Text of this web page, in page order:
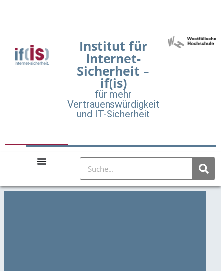
Institut für
Internet-
Sicherheit –
if(is)
für mehr
Vertrauenswürdigkeit
und IT-Sicherheit